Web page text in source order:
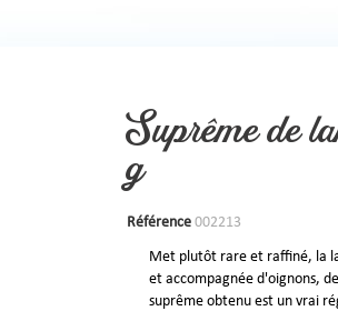
Suprême de
g
Référence 002213
Met plutôt rare et raffiné, la
et accompagnée d'oignons,
suprême obtenu est un vrai